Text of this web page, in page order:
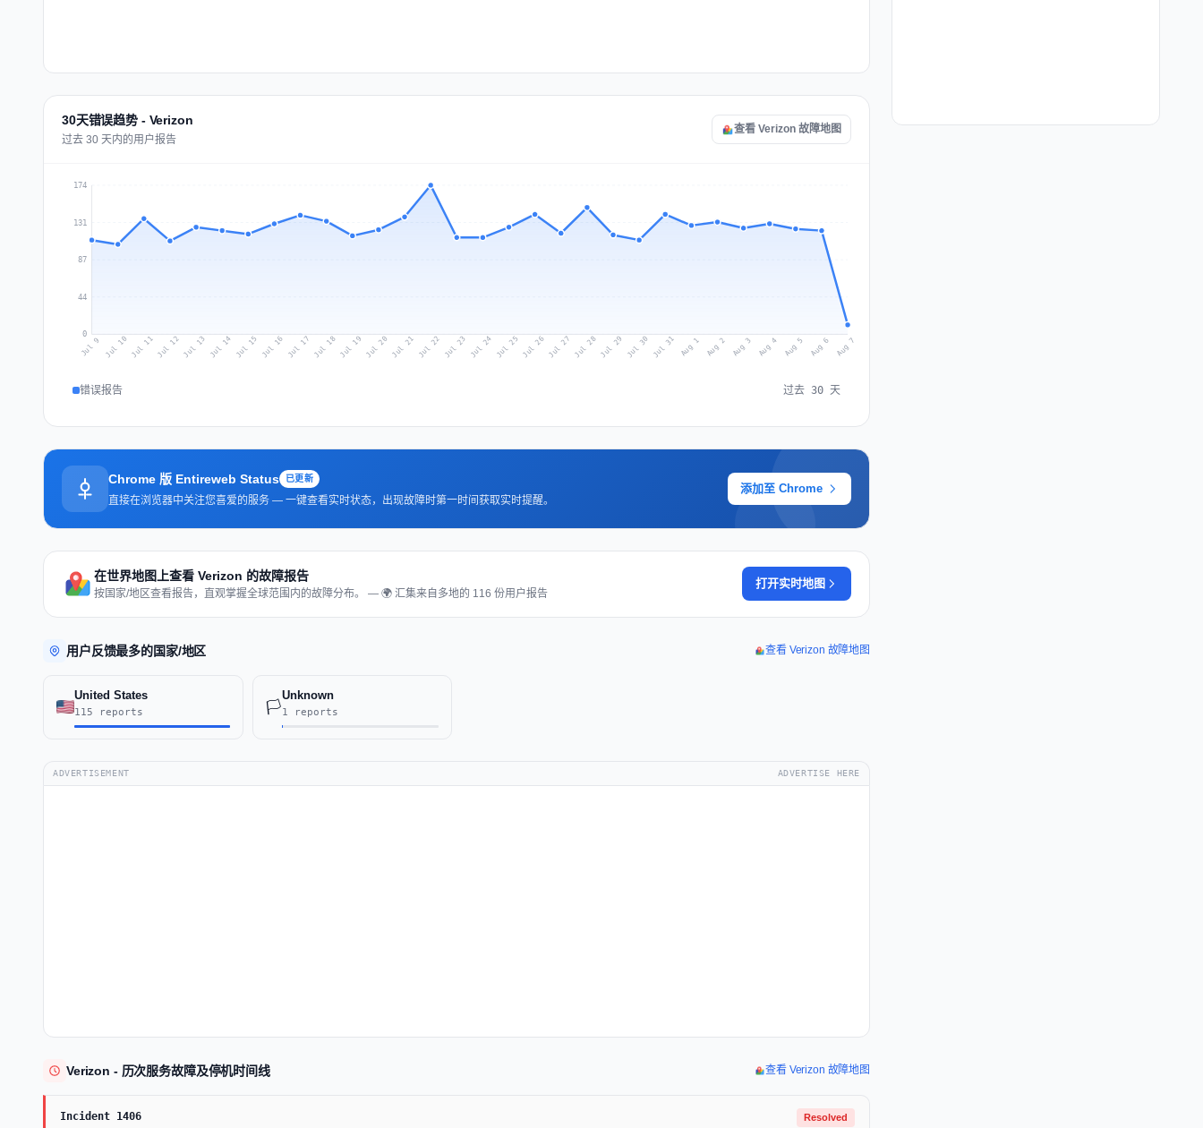
30天错误趋势 - Verizon
过去 30 天内的用户报告
查看 Verizon 故障地图
0
44
87
131
174
Jul 9 Jul 10 Jul 11Jul 12Jul 13 Jul 14 Jul 15 Jul 16 Jul 17 Jul 18Jul 19 Jul 20 Jul 21 Jul 22 Jul 23 Jul 24 Jul 25 Jul 26Jul 27 Jul 28Jul 29 Jul 30 Jul 31 Aug 1 Aug 2 Aug 3 Aug 4 Aug 5 Aug 6 Aug 7
错误报告 过去 30 天
Chrome 版 Entireweb Status 已更新
直接在浏览器中关注您喜爱的服务 — 一键查看实时状态，出现故障时第一时间获取实时提醒。
添加至 Chrome
在世界地图上查看 Verizon 的故障报告
按国家/地区查看报告，直观掌握全球范围内的故障分布。 — 🌍 汇集来自多地的 116 份用户报告
打开实时地图
用户反馈最多的国家/地区 查看 Verizon 故障地图
United States
115 reports 🏳️
Unknown
1 reports
ADVERTISEMENT ADVERTISE HERE
Verizon - 历次服务故障及停机时间线 查看 Verizon 故障地图
Incident 1406 Resolved